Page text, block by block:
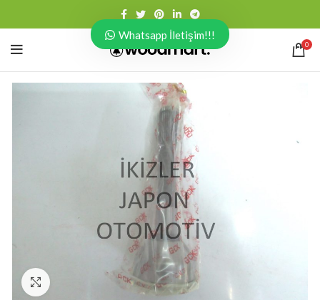
0
Click to enlarge
Whatsapp İletişim!!!